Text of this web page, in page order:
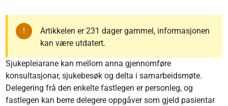
Artikkelen er 231 dager gammel, informasjonen
kan være utdatert.
Sjukepleiarane kan mellom anna gjennomføre
konsultasjonar, sjukebesøk og delta i samarbeidsmøte.
Delegering frå den enkelte fastlegen er personleg, og
fastlegen kan berre delegere oppgåver som gjeld pasientar